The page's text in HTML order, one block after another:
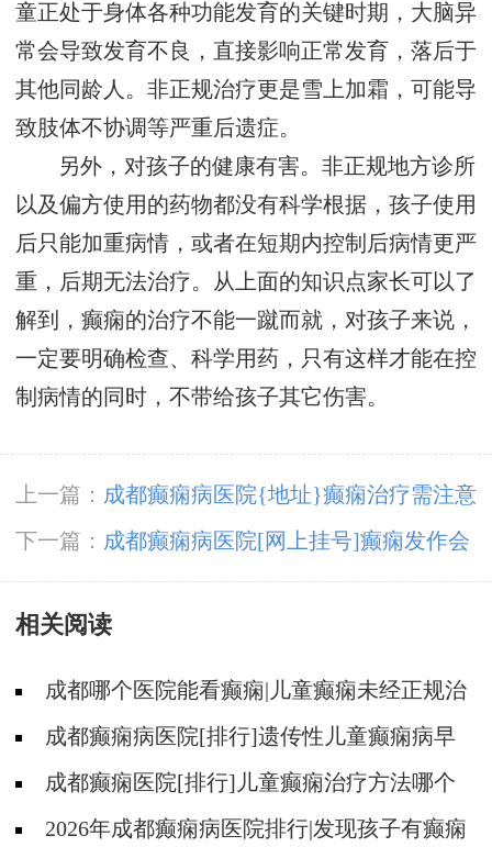
童正处于身体各种功能发育的关键时期，大脑异
常会导致发育不良，直接影响正常发育，落后于
其他同龄人。非正规治疗更是雪上加霜，可能导
致肢体不协调等严重后遗症。
另外，对孩子的健康有害。非正规地方诊所
以及偏方使用的药物都没有科学根据，孩子使用
后只能加重病情，或者在短期内控制后病情更严
重，后期无法治疗。从上面的知识点家长可以了
解到，癫痫的治疗不能一蹴而就，对孩子来说，
一定要明确检查、科学用药，只有这样才能在控
制病情的同时，不带给孩子其它伤害。
上一篇： 成都癫痫病医院{地址}癫痫治疗需注意
哪些问题?
下一篇： 成都癫痫病医院[网上挂号]癫痫发作会
有什么症状?
相关阅读
成都哪个医院能看癫痫|儿童癫痫未经正规治
疗有什么伤害?
成都癫痫病医院[排行]遗传性儿童癫痫病早
期症状什么样?
成都癫痫医院[排行]儿童癫痫治疗方法哪个
好?2026年成都癫痫病医院排行|发现孩子有癫痫